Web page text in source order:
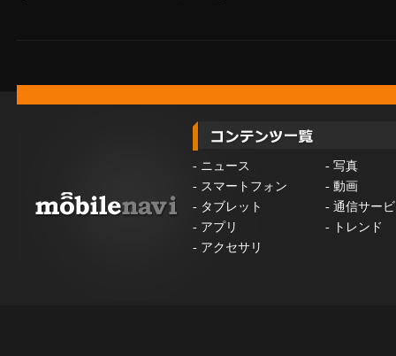
- ニュース - 写真
- スマートフォン - 動画
- タブレット - 通信サー
- アプリ -
トレンド
- アクセサリ